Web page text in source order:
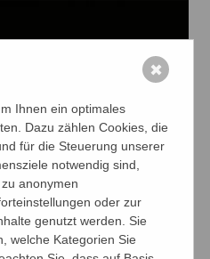
Ihnen ein optimales
Dazu zählen Cookies, die
für die Steuerung unserer
notwendig sind,
anonymen
oder zur
genutzt werden. Sie
welche Kategorien Sie
✖